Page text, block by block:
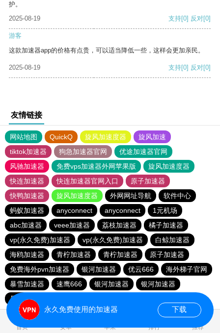
护。
2025-08-19
支持[0] 反对[0]
游客
这款加速器app的价格有点贵，可以适当降低一些，这样会更加亲民。
2025-08-19 支持[0] 反对[0]
友情链接
网站地图 QuickQ 旋风加速度器
旋风加速
tiktok加速器
狗急加速器官网
优途加速器官网
风驰加速器
免费vps加速器外网苹果版
旋风加速度器
快连加速器
快连加速器官网入口
原子加速器
快鸭加速器
旋风加速度器 外网网址导航
软件中心
蚂蚁加速器
anyconnect anyconnect
1元机场
abc加速器
veee加速器 荔枝加速器
橘子加速器
vp(永久免费)加速器
vp(永久免费)加速器
白鲸加速器
海鸥加速器
青柠加速器 青柠加速器
原子加速器
免费海外pvn加速器
银河加速器 优云666
海外梯子官网
暴雪加速器
速鹰666 银河加速器
银河加速器
暴雪加速器
首页 安卓 苹果 排行 推荐
永久免费使用的加速器 下载
0.649597s